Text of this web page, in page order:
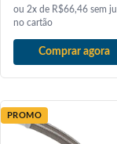
ou 2x de R$66,46 sem
no cartão
Comprar agora
PROMO